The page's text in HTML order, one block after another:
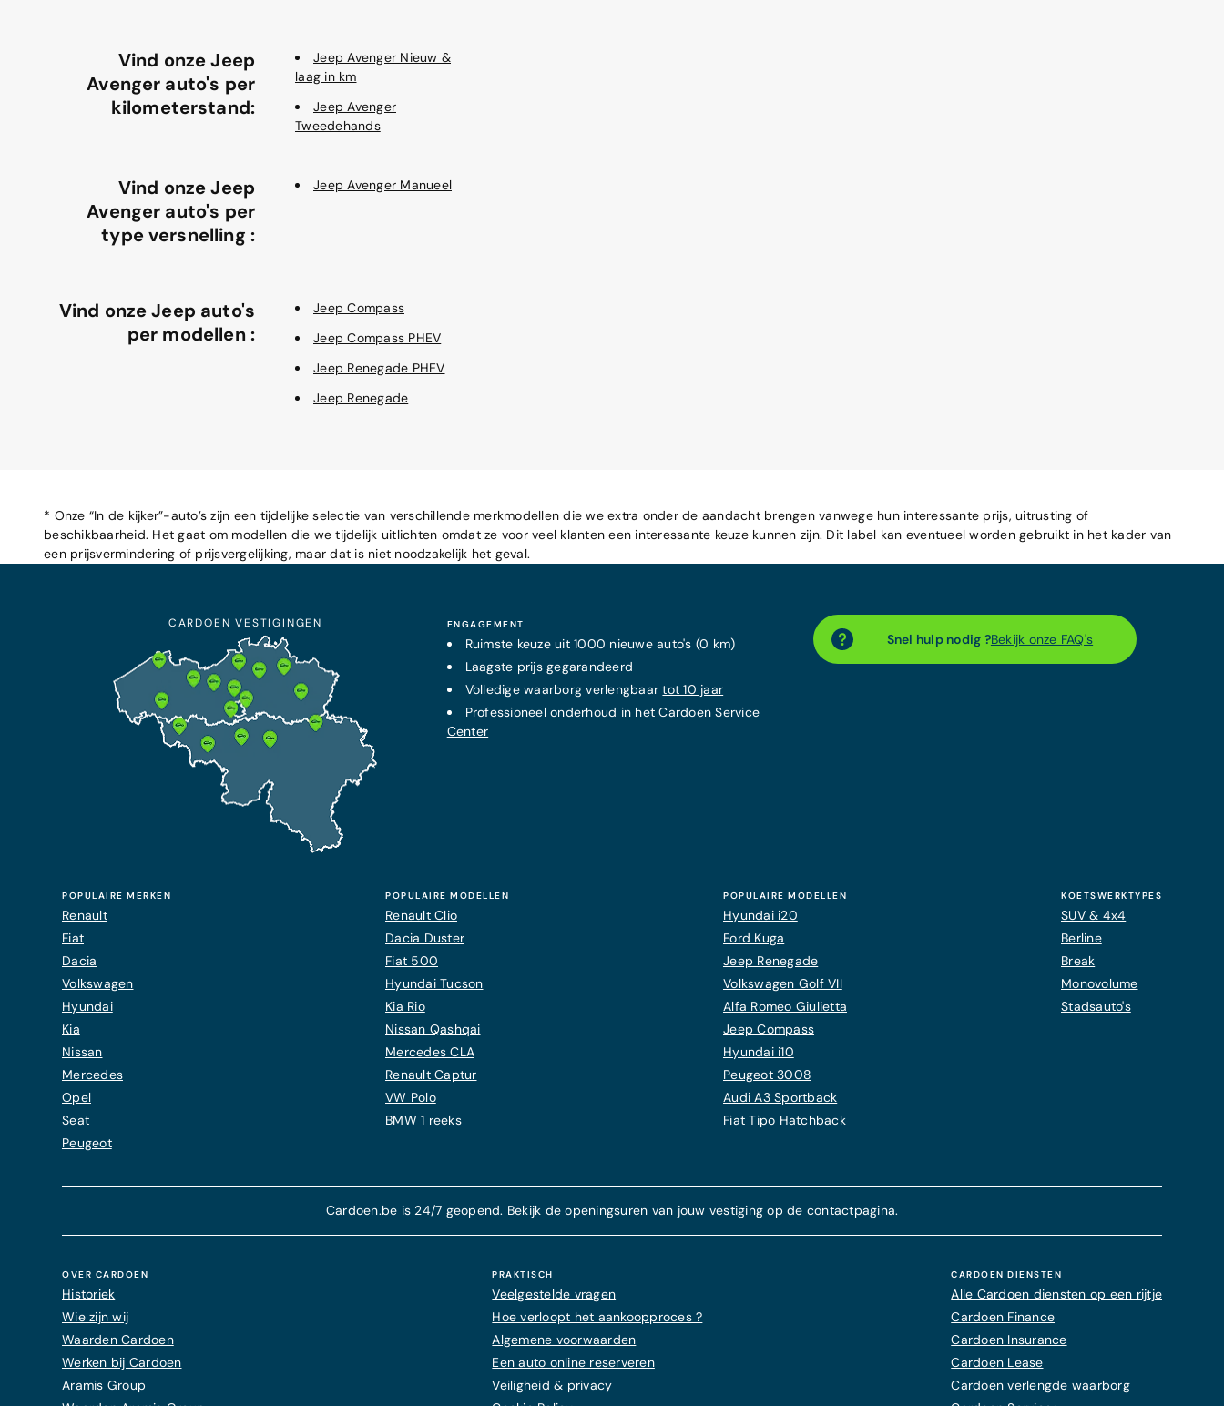
Vind onze Jeep
Avenger auto's per
kilometerstand:
Jeep Avenger Nieuw &
laag in km
Jeep Avenger
Tweedehands
Vind onze Jeep
Avenger auto's per
type versnelling :
Jeep Avenger Manueel
Vind onze Jeep auto's
per modellen :
Jeep Compass
Jeep Compass PHEV
Jeep Renegade PHEV
Jeep Renegade
* Onze “In de kijker”-auto’s zijn een tijdelijke selectie van verschillende merkmodellen die we extra onder de aandacht brengen vanwege hun interessante prijs, uitrusting of
beschikbaarheid. Het gaat om modellen die we tijdelijk uitlichten omdat ze voor veel klanten een interessante keuze kunnen zijn. Dit label kan eventueel worden gebruikt in het kader van
een prijsvermindering of prijsvergelijking, maar dat is niet noodzakelijk het geval.
Snel hulp nodig ?Bekijk onze FAQ's
ENGAGEMENT
Ruimste keuze uit 1000 nieuwe auto's (0 km)
Laagste prijsgegarandeerd
Volledige waarborg verlengbaartot 10 jaar
Professioneel onderhoud in hetCardoen Service
Center
CARDOEN VESTIGINGEN
POPULAIRE MERKEN
Renault
Fiat
Dacia
Volkswagen
Hyundai
Kia
Nissan
Mercedes
Opel
Seat
Peugeot
POPULAIRE MODELLEN
Renault Clio
Dacia Duster
Fiat 500
Hyundai Tucson
Kia Rio
Nissan Qashqai
Mercedes CLA
Renault Captur
VW Polo
BMW 1 reeks
POPULAIRE MODELLEN
Hyundai i20
Ford Kuga
Jeep Renegade
Volkswagen Golf VII
Alfa Romeo Giulietta
Jeep Compass
Hyundai i10
Peugeot 3008
Audi A3 Sportback
Fiat Tipo Hatchback
KOETSWERKTYPES
SUV & 4x4
Berline
Break
Monovolume
Stadsauto's
Cardoen.be is 24/7 geopend. Bekijk de openingsuren van jouw vestiging op de contactpagina.
OVER CARDOEN
Historiek
Wie zijn wij
Waarden Cardoen
Werken bij Cardoen
Aramis Group
PRAKTISCH
Veelgestelde vragen
Hoe verloopt het aankoopproces ?
Algemene voorwaarden
Een auto online reserveren
Veiligheid & privacy
CARDOEN DIENSTEN
Alle Cardoen diensten op een rijtje
Cardoen Finance
Cardoen Insurance
Cardoen Lease
Cardoen verlengde waarborg